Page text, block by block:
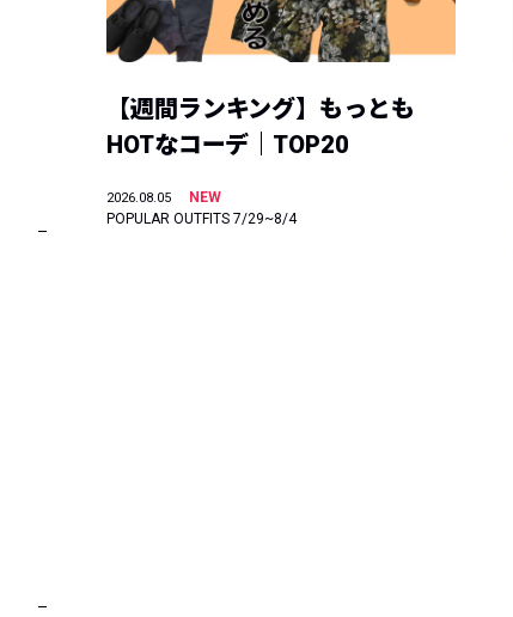
【週間ランキング】もっとも
HOTなコーデ｜TOP20
2026.08.05
NEW
POPULAR OUTFITS 7/29~8/4